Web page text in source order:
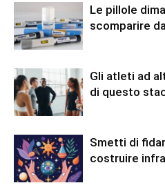
Le pillole
scomparire
Gli atleti ad
di questo
Smetti di
costruire